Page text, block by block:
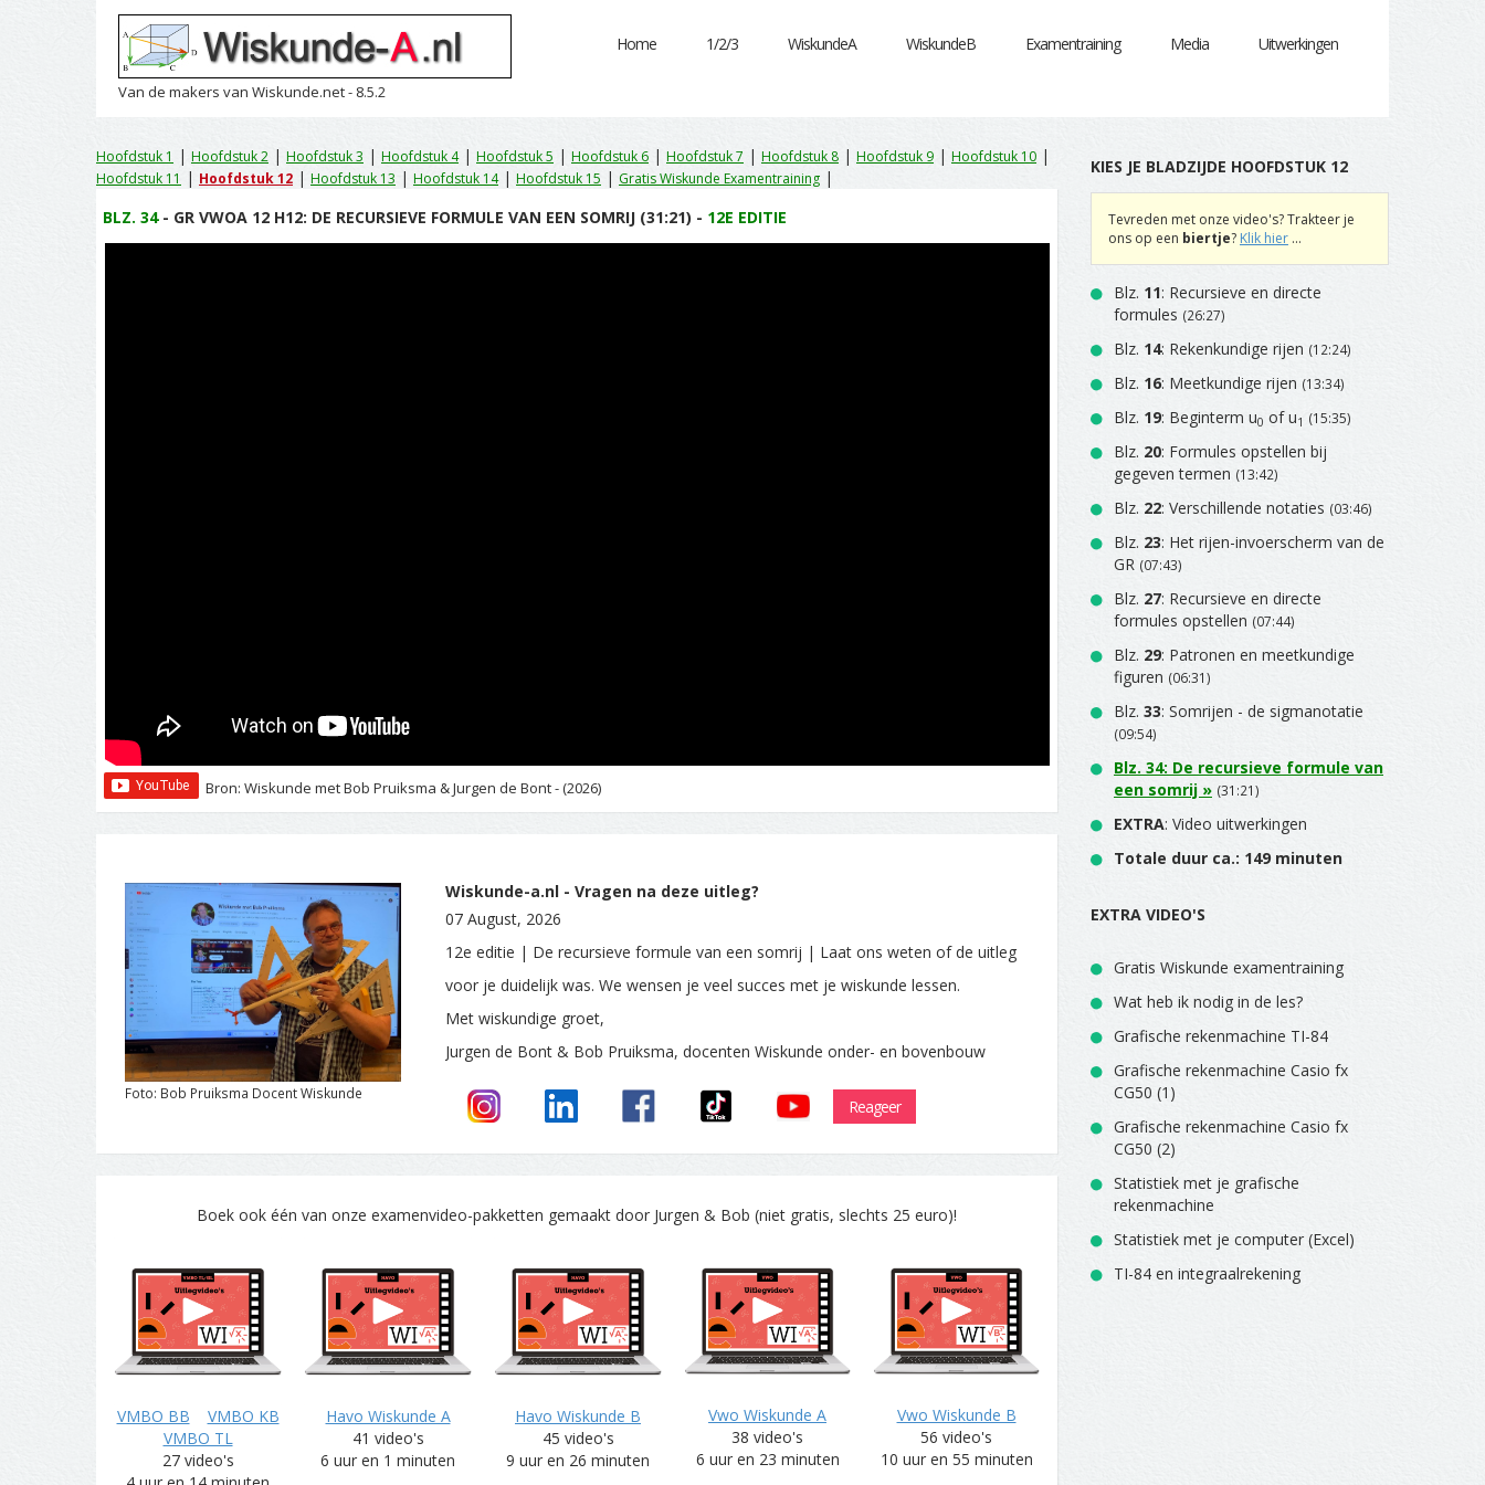
Van de makers van Wiskunde.net - 8.5.2
Home 1/2/3 WiskundeA WiskundeB Examentraining Media Uitwerkingen
Hoofdstuk 1 | Hoofdstuk 2 | Hoofdstuk 3 | Hoofdstuk 4| Hoofdstuk 5 | Hoofdstuk 6 | Hoofdstuk 7 | Hoofdstuk 8 | Hoofdstuk 9 | Hoofdstuk 10 |
Hoofdstuk 11 | Hoofdstuk 12 | Hoofdstuk 13 | Hoofdstuk 14| Hoofdstuk 15 | Gratis Wiskunde Examentraining |
BLZ. 34- GR VWOA 12 H12: DE RECURSIEVE FORMULE VAN EEN SOMRIJ (31:21) - 12E EDITIE
Bron: Wiskunde met Bob Pruiksma & Jurgen de Bont - (2026)
Foto: Bob Pruiksma Docent Wiskunde
Wiskunde-a.nl - Vragen na deze uitleg?
07 August, 2026
12e editie | De recursieve formule van een somrij | Laat ons weten of de uitleg
voor je duidelijk was. We wensen je veel succes met je wiskunde lessen.
Met wiskundige groet,
Jurgen de Bont & Bob Pruiksma, docenten Wiskunde onder- en bovenbouw
Reageer
Boek ook één van onze examenvideo-pakketten gemaakt door Jurgen & Bob (niet gratis, slechts 25 euro)!
VMBO BB
VMBO KB
VMBO TL
27 video's
Havo Wiskunde A
41 video's
6 uur en 1 minuten
Havo Wiskunde B
45 video's
9 uur en 26 minuten
Vwo Wiskunde A
38 video's
6 uur en 23 minuten
Vwo Wiskunde B
56 video's
10 uur en 55 minuten
KIES JE BLADZIJDE HOOFDSTUK 12
Tevreden met onze video's? Trakteer je
ons op een biertje? Klik hier ...
Blz. 11: Recursieve en directe
formules (26:27)
Blz. 14: Rekenkundige rijen (12:24)
Blz. 16: Meetkundige rijen (13:34)
Blz. 19: Beginterm u0 of u1 (15:35)
Blz. 20: Formules opstellen bij
gegeven termen (13:42)
Blz. 22: Verschillende notaties (03:46)
Blz. 23: Het rijen-invoerscherm van de
GR (07:43)
Blz. 27: Recursieve en directe
formules opstellen (07:44)
Blz. 29: Patronen en meetkundige
figuren (06:31)
Blz. 33: Somrijen - de sigmanotatie
(09:54)
Blz. 34: De recursieve formule van
een somrij » (31:21)
EXTRA: Video uitwerkingen
Totale duur ca.: 149 minuten
EXTRA VIDEO'S
Gratis Wiskunde examentraining
Wat heb ik nodig in de les?
Grafische rekenmachine TI-84
Grafische rekenmachine Casio fx
CG50 (1)
Grafische rekenmachine Casio fx
CG50 (2)
Statistiek met je grafische
rekenmachine
Statistiek met je computer (Excel)
TI-84 en integraalrekening